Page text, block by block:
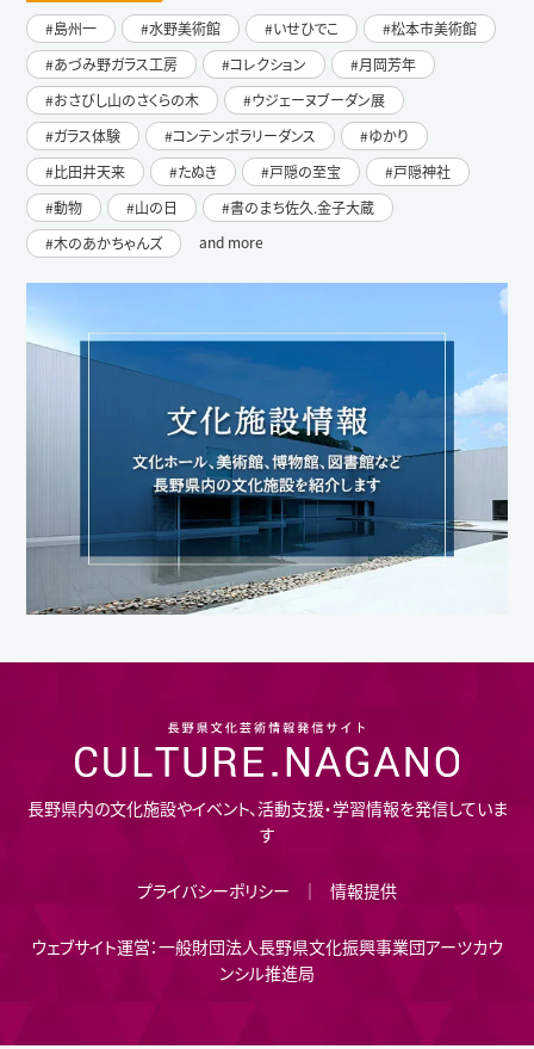
島州一 水野美術館 いせひでこ
松本市美術館
あづみ野ガラス工房
コレクション
月岡芳年
おさびし山のさくらの木
ウジェーヌブーダン展
ガラス体験
コンテンポラリーダンス
ゆかり
比田井天来
たぬき 戸隠の至宝
戸隠神社
動物
山の日
書のまち佐久.金子大蔵
木のあかちゃんズ
and more
長野県内の文化施設やイベント、活動支援・学習情報を発信していま
す
プライバシーポリシー 情報提供
ウェブサイト運営：一般財団法人長野県文化振興事業団アーツカウ
ンシル推進局